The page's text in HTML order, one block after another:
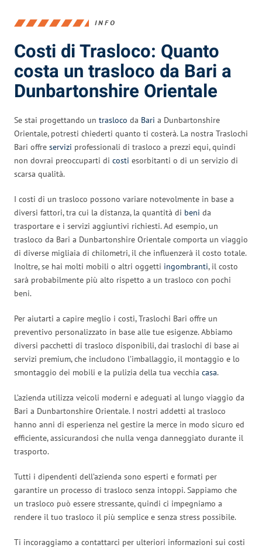
INFO
Costi di Trasloco: Quanto
costa un trasloco da Bari a
Dunbartonshire Orientale
Se stai progettando un trasloco da Bari a Dunbartonshire
Orientale, potresti chiederti quanto ti costerà. La nostra Traslochi
Bari offre servizi professionali di trasloco a prezzi equi, quindi
non dovrai preoccuparti di costi esorbitanti o di un servizio di
scarsa qualità.
I costi di un trasloco possono variare notevolmente in base a
diversi fattori, tra cui la distanza, la quantità di beni da
trasportare e i servizi aggiuntivi richiesti. Ad esempio, un
trasloco da Bari a Dunbartonshire Orientale comporta un viaggio
di diverse migliaia di chilometri, il che influenzerà il costo totale.
Inoltre, se hai molti mobili o altri oggetti ingombranti, il costo
sarà probabilmente più alto rispetto a un trasloco con pochi
beni.
Per aiutarti a capire meglio i costi, Traslochi Bari offre un
preventivo personalizzato in base alle tue esigenze. Abbiamo
diversi pacchetti di trasloco disponibili, dai traslochi di base ai
servizi premium, che includono l’imballaggio, il montaggio e lo
smontaggio dei mobili e la pulizia della tua vecchia casa.
L’azienda utilizza veicoli moderni e adeguati al lungo viaggio da
Bari a Dunbartonshire Orientale. I nostri addetti al trasloco
hanno anni di esperienza nel gestire la merce in modo sicuro ed
efficiente, assicurandosi che nulla venga danneggiato durante il
trasporto.
Tutti i dipendenti dell’azienda sono esperti e formati per
garantire un processo di trasloco senza intoppi. Sappiamo che
un trasloco può essere stressante, quindi ci impegniamo a
rendere il tuo trasloco il più semplice e senza stress possibile.
Ti incoraggiamo a contattarci per ulteriori informazioni sui costi